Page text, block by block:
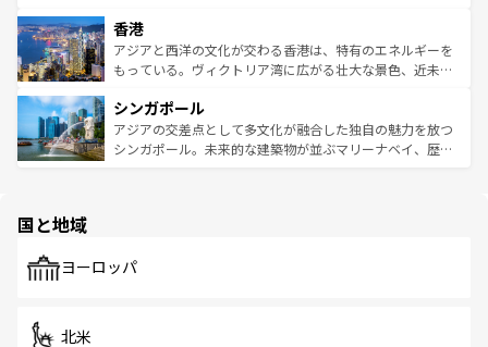
とつ。フォーやバインミー、ベトナムコーヒーなどは、ぜ
ひ現地で味わいたい。どの地域を訪れてもあたたかい人々
が旅行者を迎えてくれるので、きっと忘れられない旅にな
参照してほしい。
の活気が交差している。北部ではチェンマイなどの山岳地
帯で自然と触れ合い、南部ではプーケットやクラビの美し
いビーチでリゾート気分を楽しむことができる。タイ料理
激する。気候は一年中温暖で、どの季節にも異なる楽しみ
が待っている。親しみやすいタイの人々、仏教を中心とし
た文化、そして多様な観光資源が、訪れる旅人を魅了し続
香港
アジアと西洋の文化が交わる香港は、特有のエネルギーを
もっている。ヴィクトリア湾に広がる壮大な景色、近未来
み、どこを訪れても感動するはず。観光スポットが密集し
ており、効率よく見どころを回れるのも魅力。息をのむよ
うな絶景から文化的な体験まで、香港を存分に楽しみ尽く
シンガポール
アジアの交差点として多文化が融合した独自の魅力を放つ
シンガポール。未来的な建築物が並ぶマリーナベイ、歴史
で、ホーカーズは地元の風情を楽しめる外せないスポット
国と地域
ヨーロッパ
北米